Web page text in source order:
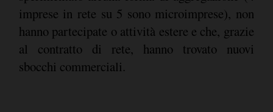
imprese in rete su 5 sono microimprese), non
hanno partecipate o attività estere e che, grazie
al contratto di rete, hanno trovato nuovi
sbocchi commerciali.